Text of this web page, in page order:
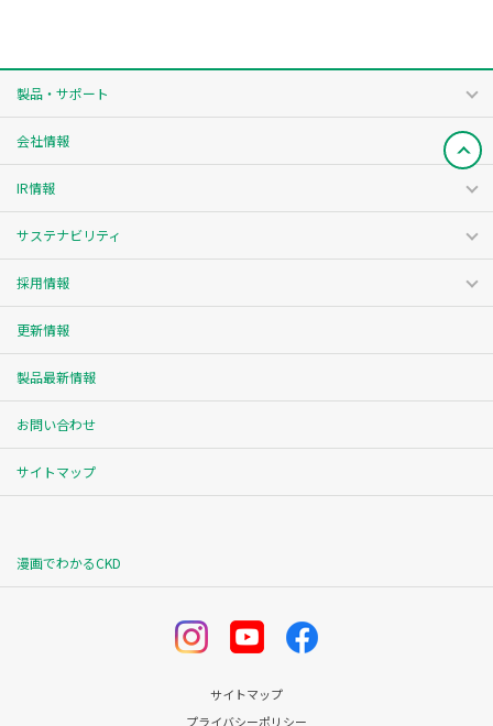
製品・サポート
会社情報
IR情報
サステナビリティ
採用情報
更新情報
製品最新情報
お問い合わせ
サイトマップ
漫画でわかるCKD
サイトマップ
プライバシーポリシー